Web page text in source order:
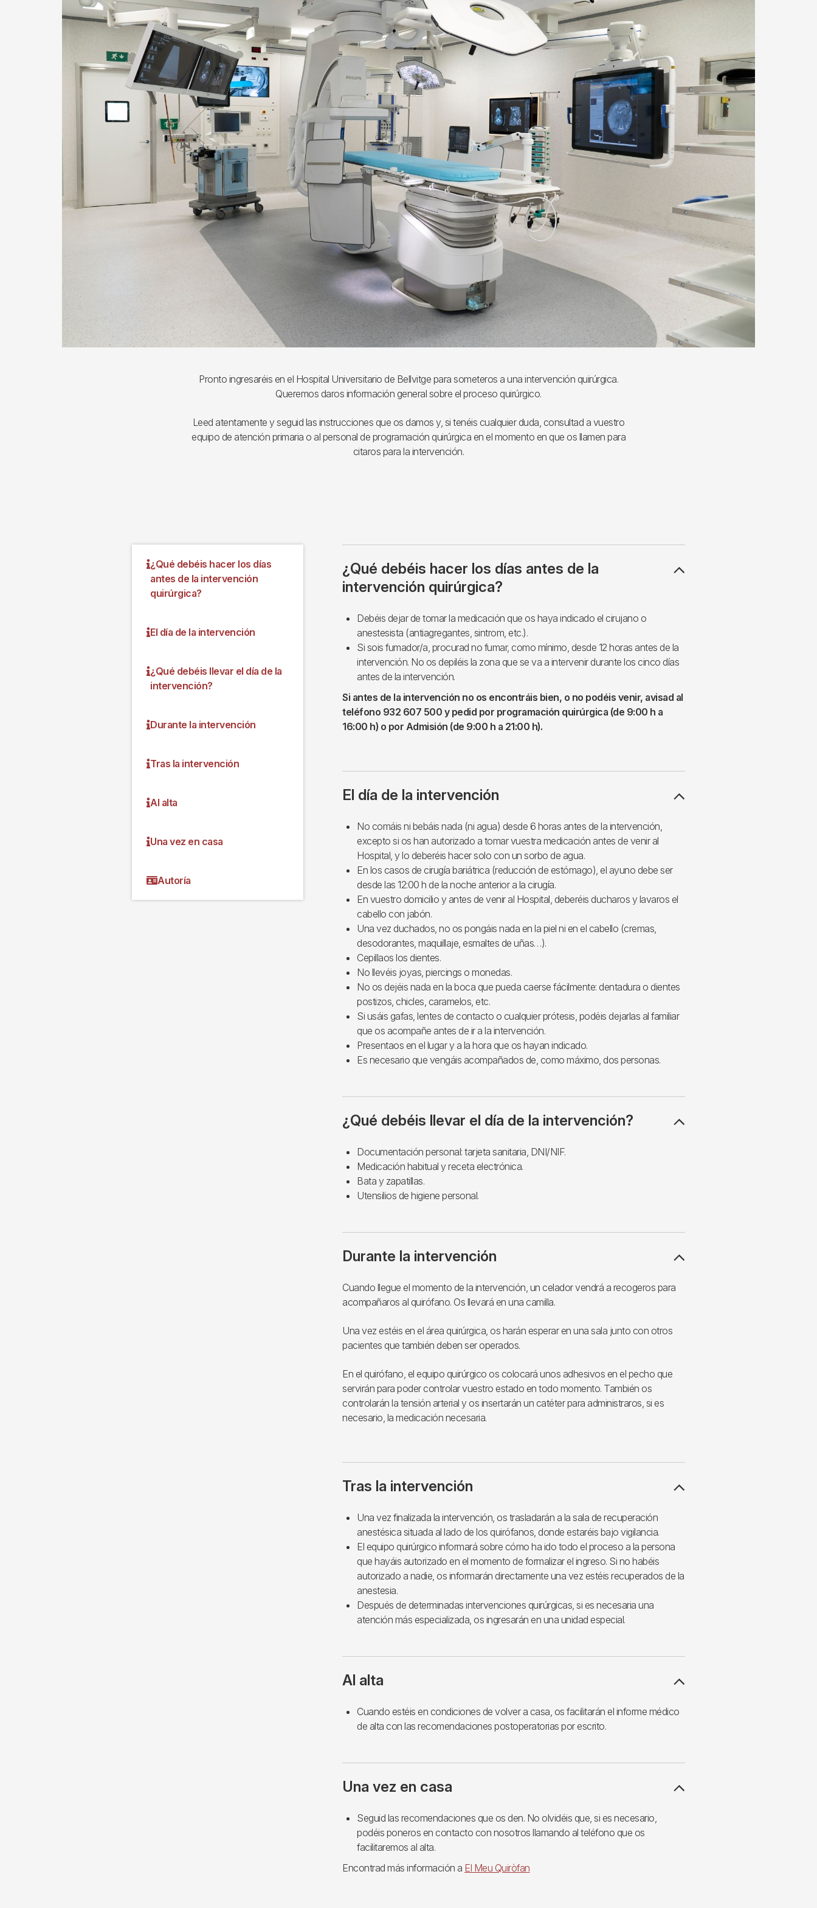
Pronto ingresaréis en el Hospital Universitario de Bellvitge para someteros a una intervención quirúrgica.
Queremos daros información general sobre el proceso quirúrgico.
Leed atentamente y seguid las instrucciones que os damos y, si tenéis cualquier duda, consultad a vuestro
equipo de atención primaria o al personal de programación quirúrgica en el momento en que os llamen para
citaros para la intervención.
¿Qué debéis hacer los días
antes de la intervención
quirúrgica?
El día de la intervención
¿Qué debéis llevar el día de la
intervención?
Durante la intervención
Tras la intervención
Al alta
Una vez en casa
Autoría
¿Qué debéis hacer los días antes de la
intervención quirúrgica?
Debéis dejar de tomar la medicación que os haya indicado el cirujano o
anestesista (antiagregantes, sintrom, etc.).
Si sois fumador/a, procurad no fumar, como mínimo, desde 12 horas antes de la
intervención. No os depiléis la zona que se va a intervenir durante los cinco días
antes de la intervención.
Si antes de la intervención no os encontráis bien, o no podéis venir, avisad al
teléfono 932 607 500 y pedid por programación quirúrgica (de 9:00 h a
16:00 h) o por Admisión (de 9:00 h a 21:00 h).
El día de la intervención
No comáis ni bebáis nada (ni agua) desde 6 horas antes de la intervención,
excepto si os han autorizado a tomar vuestra medicación antes de venir al
Hospital, y lo deberéis hacer solo con un sorbo de agua.
En los casos de cirugía bariátrica (reducción de estómago), el ayuno debe ser
desde las 12:00 h de la noche anterior a la cirugía.
En vuestro domicilio y antes de venir al Hospital, deberéis ducharos y lavaros el
cabello con jabón.
Una vez duchados, no os pongáis nada en la piel ni en el cabello (cremas,
desodorantes, maquillaje, esmaltes de uñas…).
Cepillaos los dientes.
No llevéis joyas, piercings o monedas.
No os dejéis nada en la boca que pueda caerse fácilmente: dentadura o dientes
postizos, chicles, caramelos, etc.
Si usáis gafas, lentes de contacto o cualquier prótesis, podéis dejarlas al familiar
que os acompañe antes de ir a la intervención.
Presentaos en el lugar y a la hora que os hayan indicado.
Es necesario que vengáis acompañados de, como máximo, dos personas.
¿Qué debéis llevar el día de la intervención?
Documentación personal: tarjeta sanitaria, DNI/NIF.
Medicación habitual y receta electrónica.
Bata y zapatillas.
Utensilios de higiene personal.
Durante la intervención
Cuando llegue el momento de la intervención, un celador vendrá a recogeros para
acompañaros al quirófano. Os llevará en una camilla.
Una vez estéis en el área quirúrgica, os harán esperar en una sala junto con otros
pacientes que también deben ser operados.
En el quirófano, el equipo quirúrgico os colocará unos adhesivos en el pecho que
servirán para poder controlar vuestro estado en todo momento. También os
controlarán la tensión arterial y os insertarán un catéter para administraros, si es
necesario, la medicación necesaria.
Tras la intervención
Una vez finalizada la intervención, os trasladarán a la sala de recuperación
anestésica situada al lado de los quirófanos, donde estaréis bajo vigilancia.
El equipo quirúrgico informará sobre cómo ha ido todo el proceso a la persona
que hayáis autorizado en el momento de formalizar el ingreso. Si no habéis
autorizado a nadie, os informarán directamente una vez estéis recuperados de la
anestesia.
Después de determinadas intervenciones quirúrgicas, si es necesaria una
atención más especializada, os ingresarán en una unidad especial.
Al alta
Cuando estéis en condiciones de volver a casa, os facilitarán el informe médico
de alta con las recomendaciones postoperatorias por escrito.
Una vez en casa
Seguid las recomendaciones que os den. No olvidéis que, si es necesario,
podéis poneros en contacto con nosotros llamando al teléfono que os
facilitaremos al alta.
Encontrad más información a El Meu Quiròfan